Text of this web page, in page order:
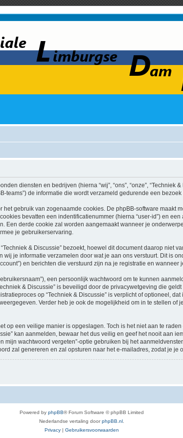
diensten en bedrijven (hierna “wij”, “ons”, “onze”, “Techniek
teams”) de informatie die wordt verzameld gedurende een
gebruik van zogenaamde cookies. De phpBB-software maakt
bevatten een indentificatienummer (hierna “user-id”) en
derde cookie zal worden aangemaakt wanneer je
je gebruikerservaring.
& Discussie” bezoekt, hoewel dit document daarop niet
je informatie verzamelen door wat je aan ons verstuurt. Dit is
en berichten die verstuurd zijn na je registratie en wanneer
een persoonlijk wachtwoord om te kunnen
& Discussie” is beveiligd door de privacywetgeving die
op “Techniek & Discussie” is verplicht of optioneel,
Verder heb je ook de mogelijkheid om in te stellen of
op een veilige manier is opgeslagen. Toch is het niet aan te
kan aanmelden, bewaar het dus veilig en geef het nooit aan
mijn wachtwoord vergeten”-optie gebruiken bij het
zal genereren en zal opsturen naar het e-mailadres, zodat je je
Powered by phpBB® Forum Software © phpBB Limited
Nederlandse vertaling doorphpBB.nl
Privacy | Gebruikersvoorwaarden